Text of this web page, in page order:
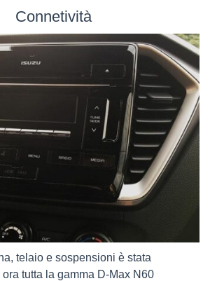
Connetività
telaio e sospensioni è stata
tutta la gamma D-Max N60